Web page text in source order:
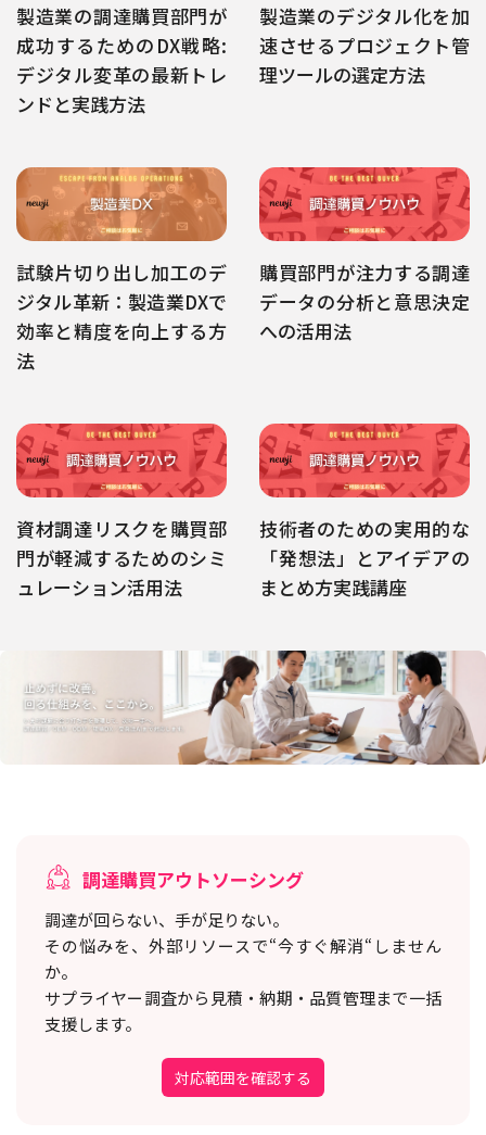
製造業の調達購買部門が
成功するためのDX戦略:
デジタル変革の最新トレ
ンドと実践方法
製造業のデジタル化を加
速させるプロジェクト管
理ツールの選定方法
試験片切り出し加工のデ
ジタル革新：製造業DXで
効率と精度を向上する方
法
購買部門が注力する調達
データの分析と意思決定
への活用法
資材調達リスクを購買部
門が軽減するためのシミ
ュレーション活用法
技術者のための実用的な
「発想法」とアイデアの
まとめ方実践講座
調達購買アウトソーシング
調達が回らない、手が足りない。
その悩みを、外部リソースで“今すぐ解消“しません
か。
サプライヤー調査から見積・納期・品質管理まで一括
支援します。
対応範囲を確認する